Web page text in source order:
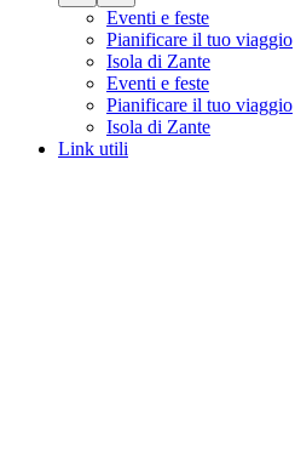
Eventi e feste
Pianificare il tuo viaggio
Isola di Zante
Eventi e feste
Pianificare il tuo viaggio
Isola di Zante
Link utili